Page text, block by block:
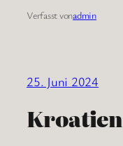
Verfasst vonadmin
25. Juni 2024
Kroatien